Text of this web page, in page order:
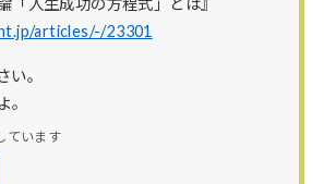
「人生成功の方程式」とは』
articles/-/23301
い。
。
ています